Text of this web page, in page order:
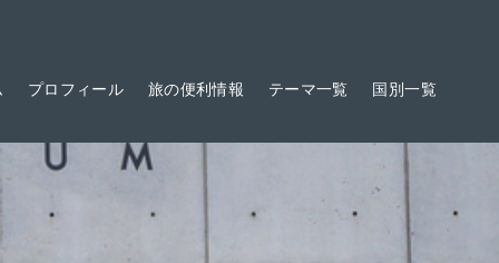
プロフィール 旅の便利情報 テーマ一覧 国別一覧